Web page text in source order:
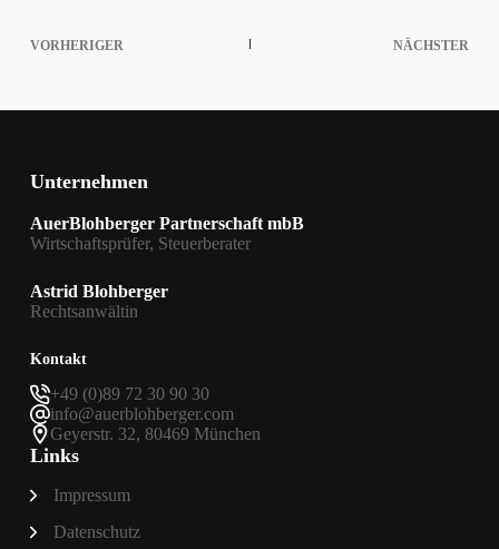
VORHERIGER NÄCHSTER
Unternehmen
AuerBlohberger Partnerschaft mbB
Wirtschaftsprüfer, Steuerberater
Astrid Blohberger
Rechtsanwältin
Kontakt
+49 (0)89 72 30 90 30
info@auerblohberger.com
Geyerstr. 32, 80469 München
Links
Impressum
Datenschutz